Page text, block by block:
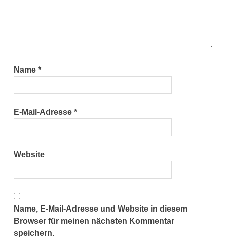
Name*
E-Mail-Adresse*
Website
Name, E-Mail-Adresse und Website in diesem
Browser für meinen nächsten Kommentar
speichern.